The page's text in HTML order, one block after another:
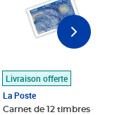
Livraison offerte
La Poste
Carnet de 12 timbres - Le